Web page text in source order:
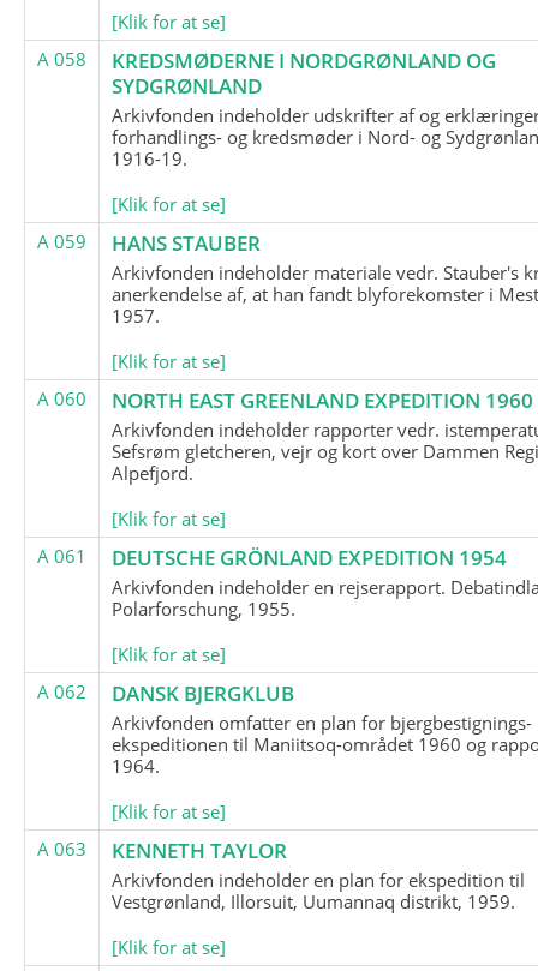
[Klik for at se]
A 058
KREDSMØDERNE I NORDGRØNLAND OG
SYDGRØNLAND
Arkivfonden indeholder udskrifter af og
forhandlings- og kredsmøder i Nord- og
1916-19.
[Klik for at se]
A 059
HANS STAUBER
Arkivfonden indeholder materiale vedr. Stauber's
anerkendelse af, at han fandt blyforekomster i
1957.
[Klik for at se]
A 060
NORTH EAST GREENLAND EXPEDITION 1960
Arkivfonden indeholder rapporter vedr.
Sefsrøm gletcheren, vejr og kort over Dammen
Alpefjord.
[Klik for at se]
A 061
DEUTSCHE GRÖNLAND EXPEDITION 1954
Arkivfonden indeholder en rejserapport.
Polarforschung, 1955.
[Klik for at se]
A 062
DANSK BJERGKLUB
Arkivfonden omfatter en plan for bjergbestignings-
ekspeditionen til Maniitsoq-området 1960 og
1964.
[Klik for at se]
A 063
KENNETH TAYLOR
Arkivfonden indeholder en plan for ekspedition til
Vestgrønland, Illorsuit, Uumannaq distrikt, 1959.
[Klik for at se]